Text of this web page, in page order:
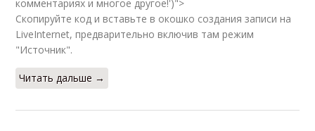
комментариях и многое другое!')">
Скопируйте код и вставьте в окошко создания записи на
LiveInternet, предварительно включив там режим
"Источник".
Читать дальше →